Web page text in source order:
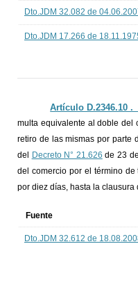
Dto.JDM 32.082 de
Dto.JDM 17.266 de
Artículo D.2346.10 ._
multa equivalente al doble del
retiro de las mismas por parte
del
Decreto N° 21.626 de 23
del comercio por el término
por diez días, hasta la clausura
Fuente
Dto.JDM 32.612 de